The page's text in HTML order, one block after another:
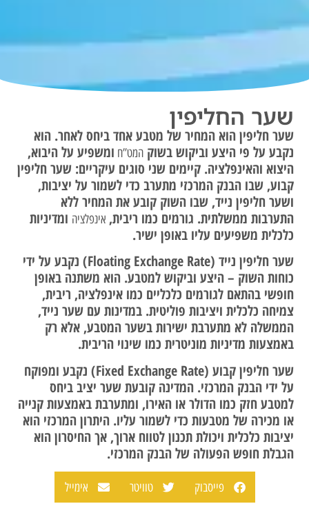
שער החליפין
שער חליפין הוא המחיר של מטבע אחד ביחס לאחר. הוא
נקבע על פי היצע וביקוש בשוקהמט”ח ומשפיע על היבוא,
היצוא והאינפלציה. קיימים שני סוגים עיקריים: שער חליפין
קבוע, שבו הבנק המרכזי מתערב כדי לשמור על יציבות,
ושער חליפין נייד, שבו השוק קובע את המחיר ללא
התערבות ממשלתית. גורמים כמו ריבית, אינפלציה ומדיניות
כלכלית משפיעים עליו באופן ישיר.
שער חליפין נייד (Floating Exchange Rate) נקבע על ידי
כוחות השוק – היצע וביקוש למטבע. הוא משתנה באופן
חופשי בהתאם לגורמים כלכליים כמו אינפלציה, ריבית,
צמיחה כלכלית ויציבות פוליטית. במדינות עם שער נייד,
הממשלה לא מתערבת ישירות בשער המטבע, אלא רק
באמצעות מדיניות מוניטרית כמו שינוי הריבית.
שער חליפין קבוע (Fixed Exchange Rate) נקבע ומפוקח
על ידי הבנק המרכזי. המדינה קובעת שער יציב ביחס
למטבע חזק כמו הדולר או האירו, ומתערבת באמצעות קנייה
או מכירה של מטבעות כדי לשמור עליו. היתרון המרכזי הוא
יציבות כלכלית ויכולת תכנון לטווח ארוך, אך החיסרון הוא
הגבלת חופש הפעולה של הבנק המרכזי.
פייסבוק טוויטר אימייל